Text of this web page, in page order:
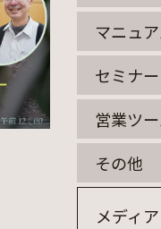
マニュ
セミナ
営業ツ
その他
メディア